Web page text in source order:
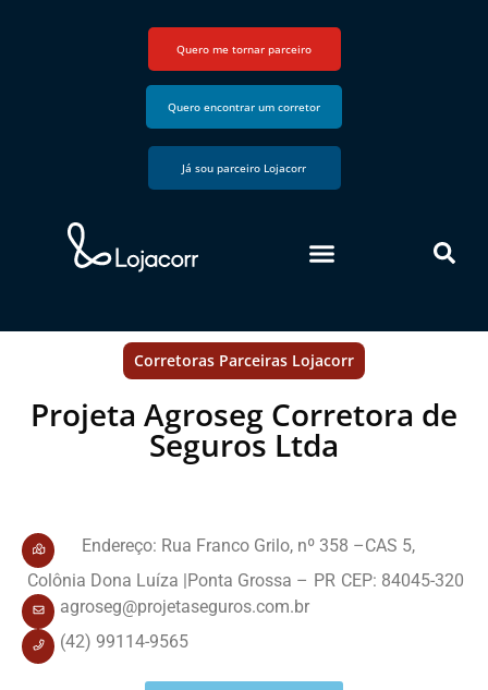
Quero me tornar parceiro
Quero encontrar um corretor
Já sou parceiro Lojacorr
Corretoras Parceiras Lojacorr
Projeta Agroseg Corretora de
Seguros Ltda
Endereço: Rua Franco Grilo, nº 358 –CAS 5,
Colônia Dona Luíza |Ponta Grossa – PR CEP: 84045-320
agroseg@projetaseguros.com.br
(42) 99114-9565